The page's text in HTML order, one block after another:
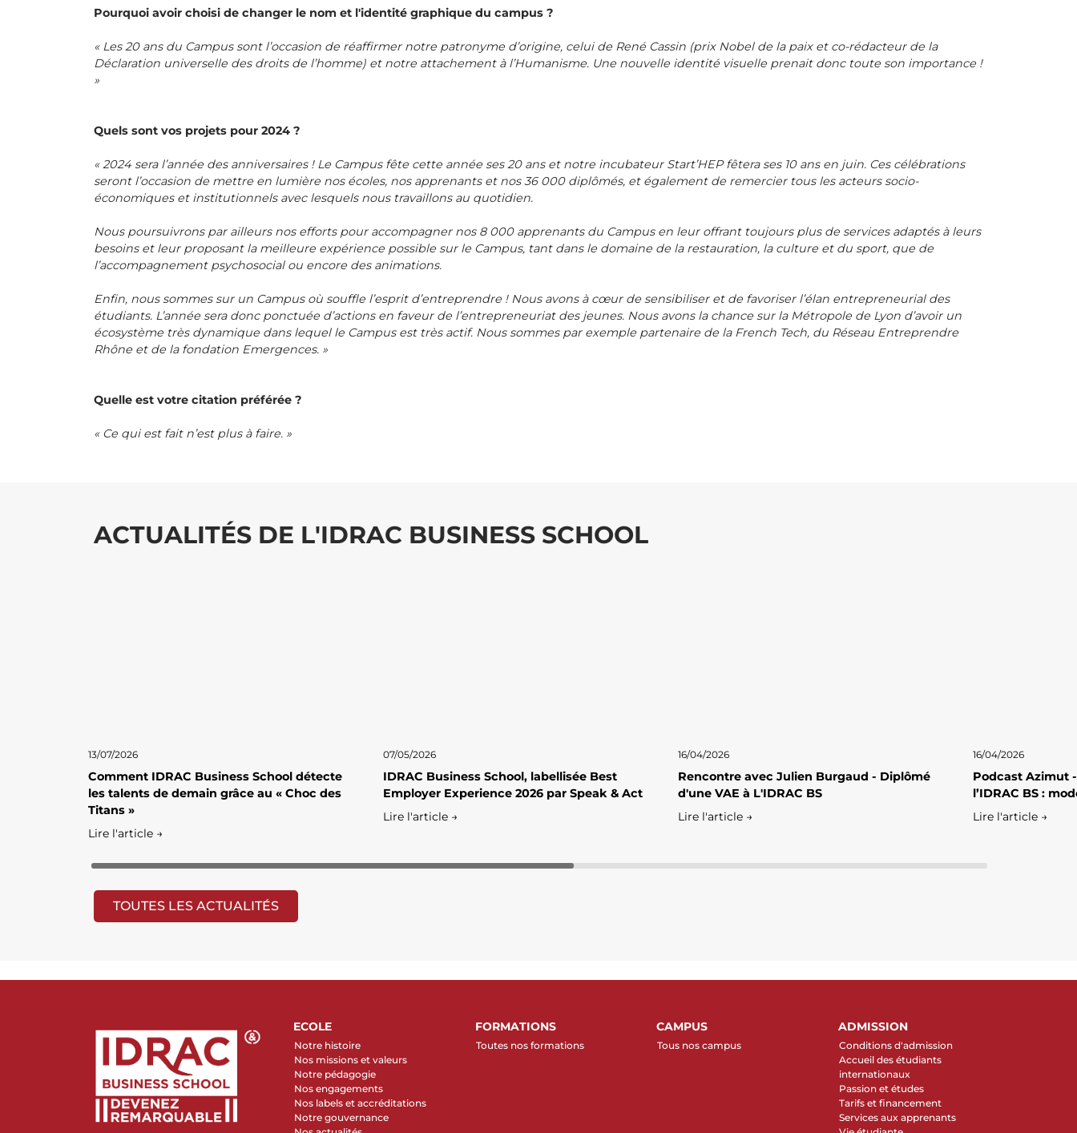
Pourquoi avoir choisi de changer le nom et l'identité graphique du campus ?
« Les 20 ans du Campus sont l’occasion de réaffirmer notre patronyme d’origine, celui de René Cassin (prix Nobel de la paix et co-rédacteur de la
Déclaration universelle des droits de l’homme) et notre attachement à l’Humanisme. Une nouvelle identité visuelle prenait donc toute son importance !
»
Quels sont vos projets pour 2024 ?
« 2024 sera l’année des anniversaires ! Le Campus fête cette année ses 20 ans et notre incubateur Start’HEP fêtera ses 10 ans en juin. Ces célébrations
seront l’occasion de mettre en lumière nos écoles, nos apprenants et nos 36 000 diplômés, et également de remercier tous les acteurs socio-
économiques et institutionnels avec lesquels nous travaillons au quotidien.
Nous poursuivrons par ailleurs nos efforts pour accompagner nos 8 000 apprenants du Campus en leur offrant toujours plus de services adaptés à leurs
besoins et leur proposant la meilleure expérience possible sur le Campus, tant dans le domaine de la restauration, la culture et du sport, que de
l’accompagnement psychosocial ou encore des animations.
Enfin, nous sommes sur un Campus où souffle l’esprit d’entreprendre ! Nous avons à cœur de sensibiliser et de favoriser l’élan entrepreneurial des
étudiants. L’année sera donc ponctuée d’actions en faveur de l’entrepreneuriat des jeunes. Nous avons la chance sur la Métropole de Lyon d’avoir un
écosystème très dynamique dans lequel le Campus est très actif. Nous sommes par exemple partenaire de la French Tech, du Réseau Entreprendre
Rhône et de la fondation Emergences. »
Quelle est votre citation préférée ?
« Ce qui est fait n’est plus à faire. »
ACTUALITÉS DE L'IDRAC BUSINESS SCHOOL
13/07/2026
Comment IDRAC Business School détecte
les talents de demain grâce au « Choc des
Titans »
Lire l'article →
07/05/2026
IDRAC Business School, labellisée Best
Employer Experience 2026 par Speak & Act
Lire l'article →
16/04/2026
Rencontre avec Julien Burgaud - Diplômé
d'une VAE à L'IDRAC BS
Lire l'article →
16/04/2026
Podcast Azimut
l’IDRAC BS :
Lire l'article →
TOUTES LES ACTUALITÉS
ECOLE
Notre histoire
Nos missions et valeurs
Notre pédagogie
Nos engagements
Nos labels et accréditations
Notre gouvernance
FORMATIONS
Toutes nos formations
CAMPUS
Tous nos campus
ADMISSION
Conditions d'admission
Accueil des étudiants
internationaux
Passion et études
Tarifs et financement
Services aux apprenants